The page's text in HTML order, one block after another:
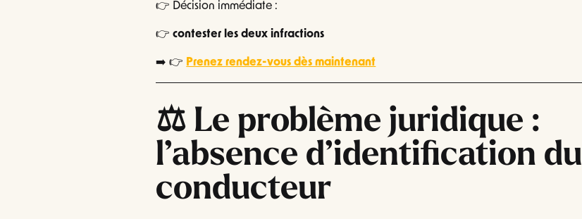
👉 Décision immédiate :
👉contester les deux infractions
➡️ 👉 Prenez rendez-vous dès maintenant
⚖️ Le problème juridique :
l’absence d’identification du
conducteur